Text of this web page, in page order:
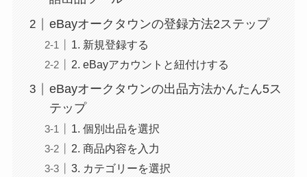
eBayオークタウンの登録方法2ステップ
1. 新規登録する
2. eBayアカウントと紐付けする
eBayオークタウンの出品方法かんたん5ス
テップ
1. 個別出品を選択
2. 商品内容を入力
3. カテゴリーを選択